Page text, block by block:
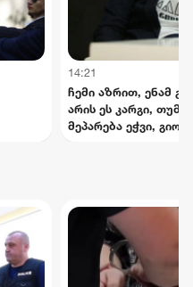
14:21
ჩემი აზრით, ენამ
არის ეს კარგი,
მეპარება ეჭვი,